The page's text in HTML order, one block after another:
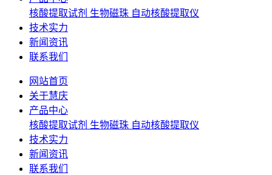
核酸提取试剂 生物磁珠 自动核酸提取仪
技术实力
新闻资讯
联系我们
网站首页
关于慧庆
产品中心
核酸提取试剂 生物磁珠 自动核酸提取仪
技术实力
新闻资讯
联系我们